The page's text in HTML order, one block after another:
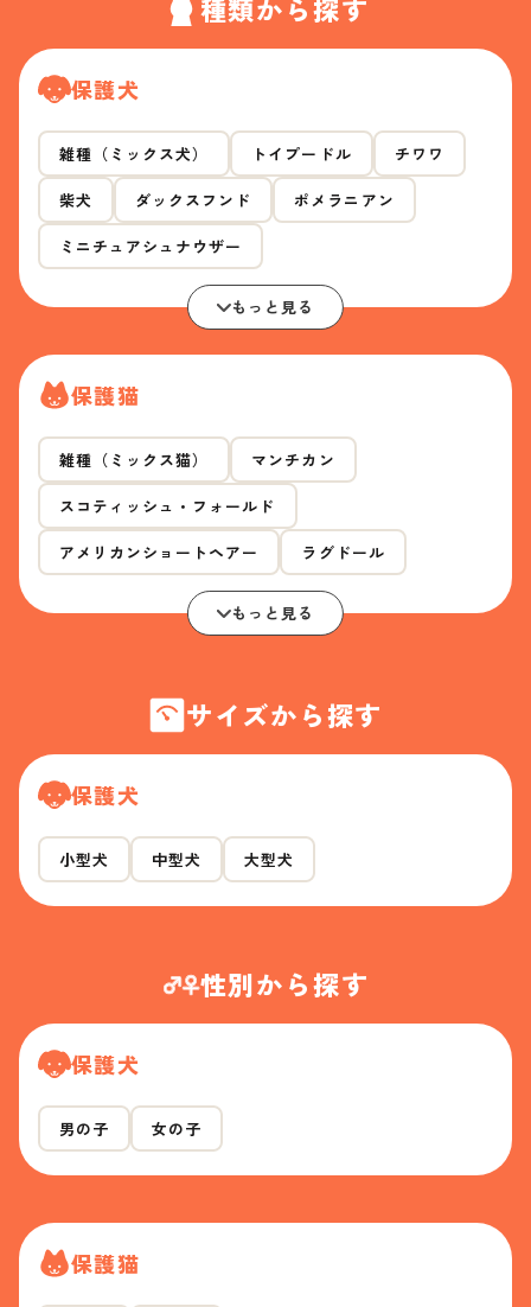
種類から探す
保護犬
雑種（ミックス犬） トイプードル チワワ
柴犬 ダックスフンド ポメラニアン
ミニチュアシュナウザー
もっと見る
保護猫
雑種（ミックス猫） マンチカン
スコティッシュ・フォールド
アメリカンショートヘアー ラグドール
もっと見る
サイズから探す
保護犬
小型犬 中型犬 大型犬
性別から探す
保護犬
男の子 女の子
保護猫